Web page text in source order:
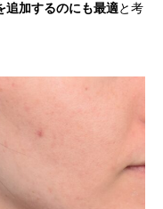
追加するのにも最適と考